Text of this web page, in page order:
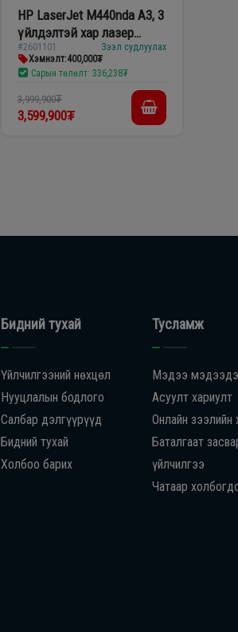
HP LaserJet M440nda A3, 3
үйлдэлтэй хар лазер
принтер
#2601101
Зээл судлуулах
Хэмнэлт:400,000₮
Сарын төлөлт: 336,238₮
3,999,900₮
3,599,900₮
Бидний тухай
Үйлчилгээний нөхцөл
Нууцлалын бодлого
Салбар дэлгүүрүүд
Бидний тухай
Холбоо барих
Тусламж
Мэдээ
Асуулт хариулт
Онлайн зээлийн
Баталгаат
үйлчилгээ
Чатаар